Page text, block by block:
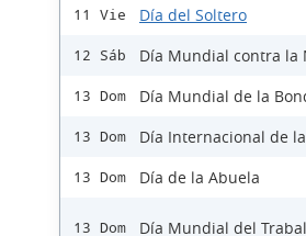
11 Vie Día del Soltero
12 Sáb Día Mundial contra la
13 Dom Día Mundial de la
13 Dom Día Internacional de
13 Dom Día de la Abuela
13 Dom Día Mundial del